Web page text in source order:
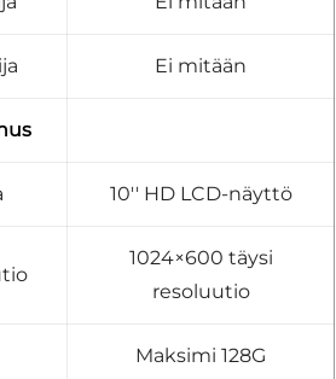
Ei mitään
10'' HD LCD-näyttö
1024×600 täysi
resoluutio
Maksimi 128G